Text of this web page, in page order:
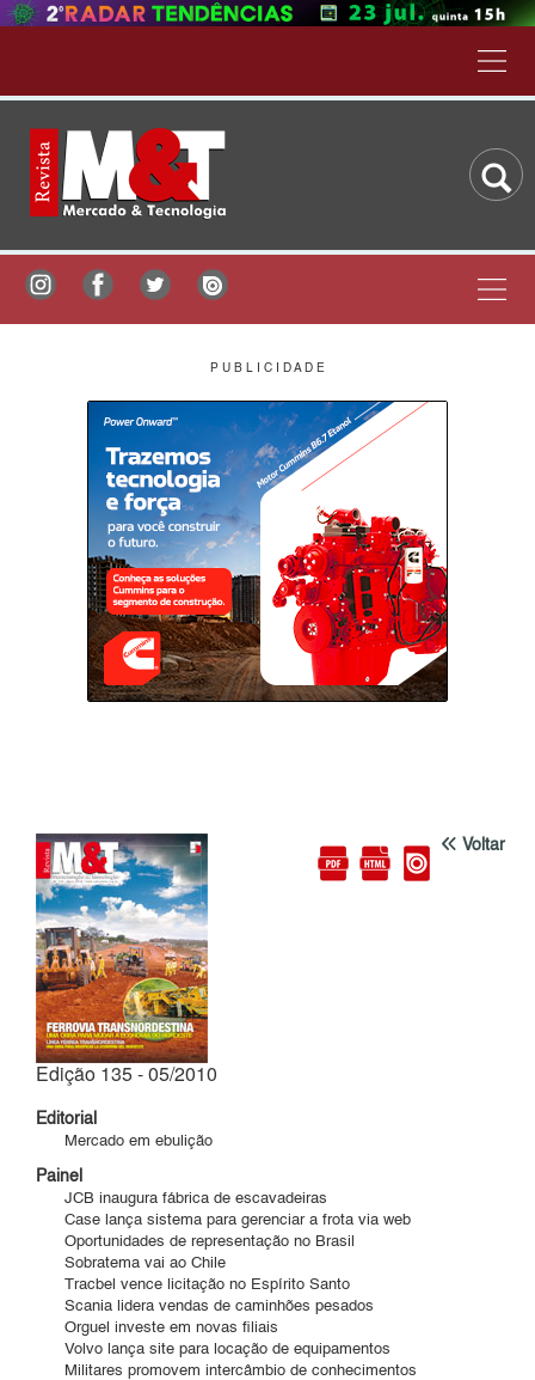
P U B L I C I D A D E
Voltar
Edição 135 - 05/2010
Editorial
Mercado em ebulição
Painel
JCB inaugura fábrica de escavadeiras
Case lança sistema para gerenciar a frota via web
Oportunidades de representação no Brasil
Sobratema vai ao Chile
Tracbel vence licitação no Espírito Santo
Scania lidera vendas de caminhões pesados
Orguel investe em novas filiais
Volvo lança site para locação de equipamentos
Militares promovem intercâmbio de conhecimentos